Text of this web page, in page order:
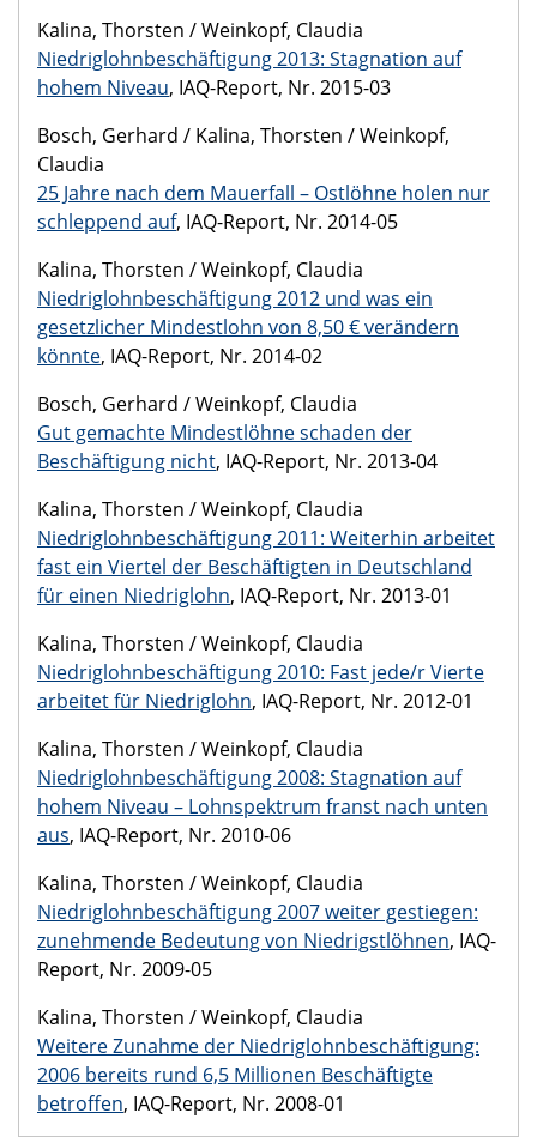
Kalina, Thorsten / Weinkopf, Claudia
Niedriglohnbeschäftigung 2013: Stagnation auf
hohem Niveau, IAQ-Report, Nr. 2015-03
Bosch, Gerhard / Kalina, Thorsten / Weinkopf,
Claudia
25 Jahre nach dem Mauerfall – Ostlöhne holen nur
schleppend auf, IAQ-Report, Nr. 2014-05
Kalina, Thorsten / Weinkopf, Claudia
Niedriglohnbeschäftigung 2012 und was ein
gesetzlicher Mindestlohn von 8,50 € verändern
könnte, IAQ-Report, Nr. 2014-02
Bosch, Gerhard / Weinkopf, Claudia
Gut gemachte Mindestlöhne schaden der
Beschäftigung nicht, IAQ-Report, Nr. 2013-04
Kalina, Thorsten / Weinkopf, Claudia
Niedriglohnbeschäftigung 2011: Weiterhin arbeitet
fast ein Viertel der Beschäftigten in Deutschland
für einen Niedriglohn, IAQ-Report, Nr. 2013-01
Kalina, Thorsten / Weinkopf, Claudia
Niedriglohnbeschäftigung 2010: Fast jede/r Vierte
arbeitet für Niedriglohn, IAQ-Report, Nr. 2012-01
Kalina, Thorsten / Weinkopf, Claudia
Niedriglohnbeschäftigung 2008: Stagnation auf
hohem Niveau – Lohnspektrum franst nach unten
aus, IAQ-Report, Nr. 2010-06
Kalina, Thorsten / Weinkopf, Claudia
Niedriglohnbeschäftigung 2007 weiter gestiegen:
zunehmende Bedeutung von Niedrigstlöhnen, IAQ-
Report, Nr. 2009-05
Kalina, Thorsten / Weinkopf, Claudia
Weitere Zunahme der Niedriglohnbeschäftigung:
2006 bereits rund 6,5 Millionen Beschäftigte
betroffen, IAQ-Report, Nr. 2008-01